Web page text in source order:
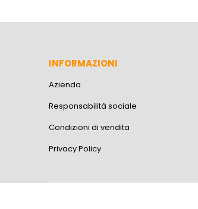
INFORMAZIONI
Azienda
Responsabilità sociale
Condizioni di vendita
Privacy Policy